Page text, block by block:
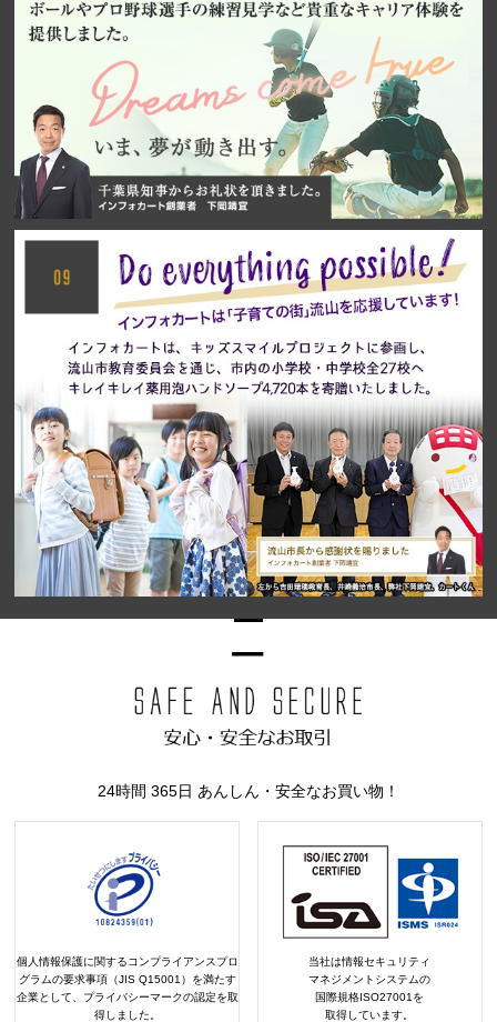
24時間 365日 あんしん・安全なお買い物！
個人情報保護に関するコンプライアンスプロ
グラムの要求事項（JIS Q15001）を満たす
企業として、プライバシーマークの認定を取
得しました。
当社は情報セキュリティ
マネジメントシステムの
国際規格ISO27001を
取得しています。